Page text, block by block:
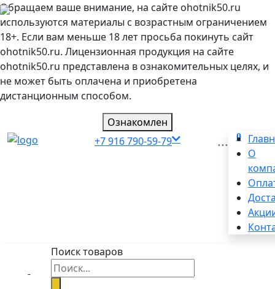
Обращаем ваше внимание, на сайте ohotnik50.ru
используются материалы с возрастным ограничением
18+. Если вам меньше 18 лет просьба покинуть сайт
ohotnik50.ru. Лицензионная продукция на сайте
ohotnik50.ru представлена в ознакомительных целях, и
не может быть оплачена и приобретена
дистанционным способом.
Ознакомлен
+7 916 790-59-79
0
...
О
Поиск товаров